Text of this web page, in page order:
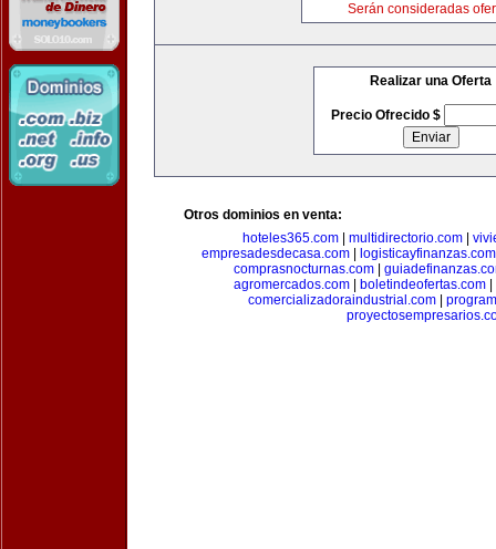
Serán consideradas
Realizar una Oferta
Precio Ofrecido $
Otros dominios en venta:
hoteles365.com
multidirectorio.com
empresadesdecasa.com
logisticayfinanzas.com
comprasnocturnas.com
agromercados.com
boletindeofertas.com
comercializadoraindustrial.com